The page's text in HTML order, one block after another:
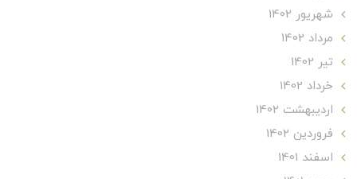
شهریور 1402
مرداد 1402
تير 1402
خرداد 1402
ارديبهشت 1402
فروردین 1402
اسفند 1401